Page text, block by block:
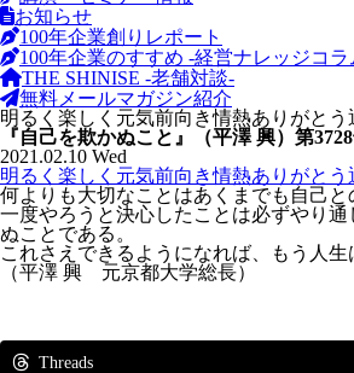
お知らせ
100年企業創りレポート
100年企業のすすめ -経営ナレッジコラ
THE SHINISE -老舗対談-
無料メールマガジン紹介
明るく楽しく元気前向き情熱ありがとう
『自己を欺かぬこと』（平澤 興）第
2021.02.10 Wed
明るく楽しく元気前向き情熱ありがとう
何よりも大切なことはあくまでも自己と
一度やろうと決心したことは必ずやり
ぬことである。
これさえできるようになれば、もう人生
（平澤 興 元京都大学総長）
Threads